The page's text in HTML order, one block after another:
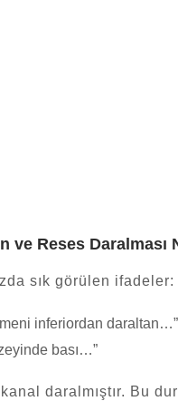
ve Reses Daralması
sık görülen ifadeler:
inferiordan daraltan…”
bası…”
daralmıştır. Bu